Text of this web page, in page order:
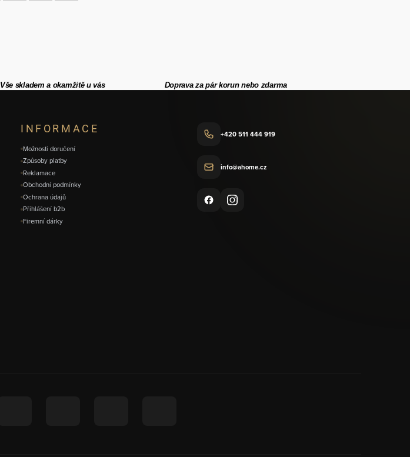
Vše skladem a okamžitě u vás Doprava za pár korun nebo zdarma
INFORMACE
Možnosti doručení
Způsoby platby
Reklamace
Obchodní podmínky
Ochrana údajů
Přihlášení b2b
Firemní dárky
+420 511 444 919
info@ahome.cz